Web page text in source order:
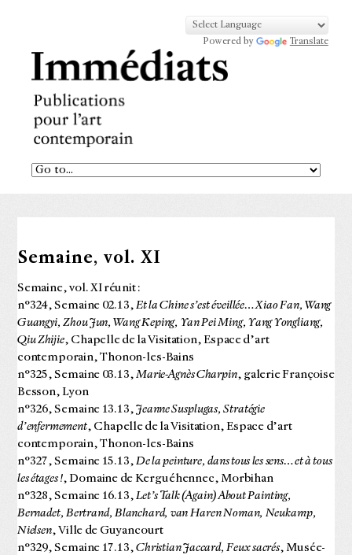
Powered by Translate
Semaine, vol. XI
Semaine, vol. XI réunit :
n°324, Semaine 02.13,Et la Chine s’est éveillée… Xiao Fan, Wang
Guangyi, Zhou Jun, Wang Keping, Yan Pei Ming, Yang Yongliang,
Qiu Zhijie, Chapelle de la Visitation, Espace d’art
contemporain, Thonon-les-Bains
n°325, Semaine 03.13,Marie-Agnès Charpin, galerie Françoise
Besson, Lyon
n°326, Semaine 13.13,Jeanne Susplugas, Stratégie
d’enfermement, Chapelle de la Visitation, Espace d’art
contemporain, Thonon-les-Bains
n°327, Semaine 15.13,De la peinture, dans tous les sens… et à tous
les étages !, Domaine de Kerguéhennec, Morbihan
n°328, Semaine 16.13,Let’s Talk (Again) About Painting,
Bernadet, Bertrand, Blanchard, van Haren Noman, Neukamp,
Nielsen, Ville de Guyancourt
n°329, Semaine 17.13,Christian Jaccard, Feux sacrés, Musée-